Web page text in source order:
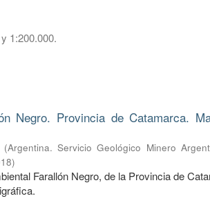
1:200.000.
Negro. Provincia de Catamarca.
(Argentina. Servicio Geológico Minero
)
Farallón Negro, de la Provincia de